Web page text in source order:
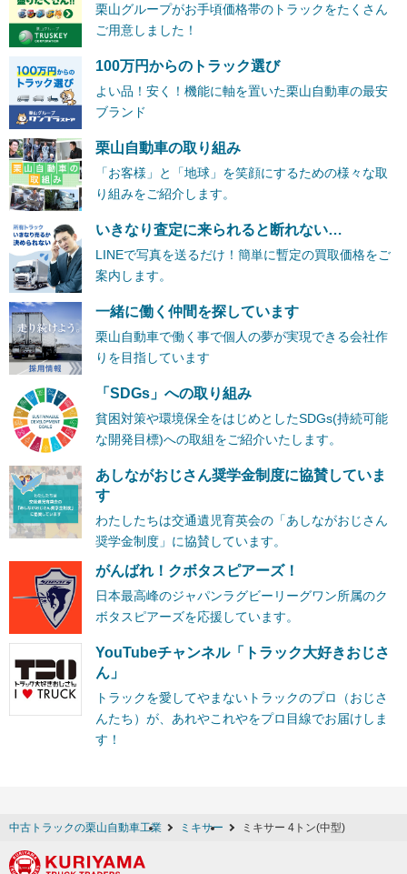
栗山グループがお手頃価格帯のトラックをたくさん
ご用意しました！
100万円からのトラック選び
よい品！安く！機能に軸を置いた栗山自動車の最安
ブランド
栗山自動車の取り組み
「お客様」と「地球」を笑顔にするための様々な取
り組みをご紹介します。
いきなり査定に来られると断れない…
LINEで写真を送るだけ！簡単に暫定の買取価格をご
案内します。
一緒に働く仲間を探しています
栗山自動車で働く事で個人の夢が実現できる会社作
りを目指しています
「SDGs」への取り組み
貧困対策や環境保全をはじめとしたSDGs(持続可能
な開発目標)への取組をご紹介いたします。
あしながおじさん奨学金制度に協賛していま
す
わたしたちは交通遺児育英会の「あしながおじさん
奨学金制度」に協賛しています。
がんばれ！クボタスピアーズ！
日本最高峰のジャパンラグビーリーグワン所属のク
ボタスピアーズを応援しています。
YouTubeチャンネル「トラック大好きおじさ
ん」
トラックを愛してやまないトラックのプロ（おじさ
んたち）が、あれやこれやをプロ目線でお届けしま
す！
中古トラックの栗山自動車工業 ミキサー ミキサー 4トン(中型)